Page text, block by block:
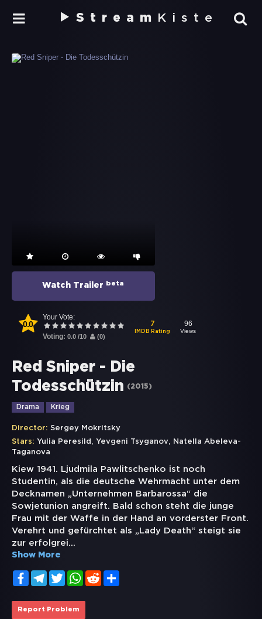
Stream Kiste
Watch Trailer beta
0.0
Your Vote:
Voting: 0.0 /10 (0)
7
IMDB Rating
96
Views
Red Sniper - Die
Todesschützin
(2015)
Drama Krieg
Director: Sergey Mokritsky
Stars: Yulia Peresild , Yevgeni Tsyganov,
Natella Abeleva-
Taganova
Kiew 1941. Ljudmila Pawlitschenko ist noch
Studentin, als die deutsche Wehrmacht unter dem
Decknamen „Unternehmen Barbarossa“ die
Sowjetunion angreift. Bald schon steht die junge
Frau mit der Waffe in der Hand an vorderster Front.
Verehrt und gefürchtet als „Lady Death“ steigt sie
zur erfolgrei...
Show More
FacebookTelegramTwitterWhatsApp
Reddit
Report Problem